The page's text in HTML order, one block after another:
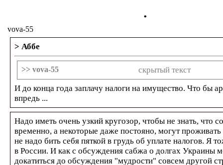
.
vova-55
> Аббе
>> vova-55
скрытый текст
И до конца года заплачу налоги на имущество. Что бы
впредь ...
Надо иметь очень узкий кругозор, чтобы не знать, что
временно, а некоторые даже постояно, могут
не надо бить себя пяткой в грудь об уплате налогов. Я
в России. И как с обсуждения сабжа о долгах Украины
докатиться до обсуждения "мудрости" совсем другой